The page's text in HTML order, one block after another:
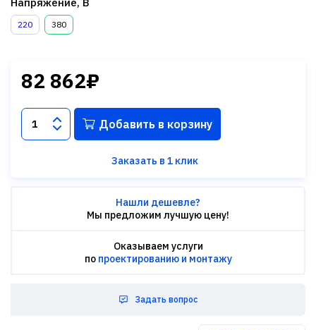
220 380
82 862₽
Добавить в корзину
Заказать в 1 клик
Нашли дешевле?
Мы предложим лучшую цену!
Оказываем услуги
по проектированию и монтажу
Задать вопрос